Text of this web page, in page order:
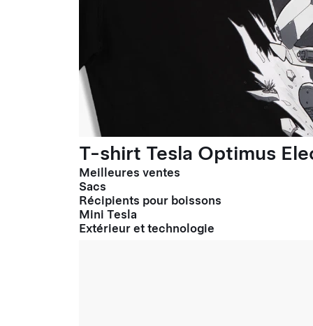
T-shirt Tesla Optimus
Meilleures ventes
Sacs
Récipients pour boissons
Mini Tesla
Extérieur et technologie